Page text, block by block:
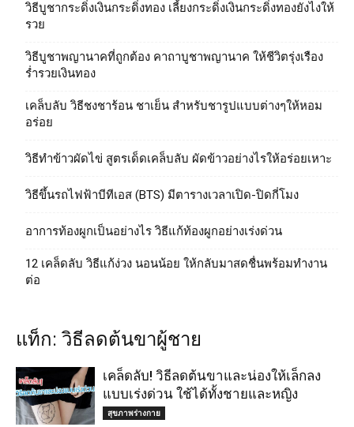
แท็ก: วิธีลดต้นขาผู้ชาย
เคล็ดลับ! วิธีลดต้นขาและน่องให้เล็กลง
แบบเร่งด่วน ใช้ได้ทั้งชายและหญิง
สุขภาพร่างกาย
วิธีบูชากระดิ่งเงินกระดิ่งทอง เลี้ยงกระดิ่งเงินกระดิ่งทองยังไงให้
รวย
วิธีบูชาพญานาคที่ถูกต้อง คาถาบูชาพญานาค ให้ชีวิตรุ่งเรือง
ร่ำรวยเงินทอง
เคล็บลับ วิธีชงชาร้อน ชาเย็น สำหรับชารูปแบบต่างๆให้หอม
อร่อย
วิธีทําข้าวผัดไข่ สูตรเด็ดเคล็บลับ ผัดข้าวอย่างไรให้อร่อยเหาะ
วิธีขึ้นรถไฟฟ้าบีทีเอส (BTS) มีตารางเวลาเปิด-ปิดกี่โมง
อาการท้องผูกเป็นอย่างไร วิธีแก้ท้องผูกอย่างเร่งด่วน
12 เคล็ดลับ วิธีแก้ง่วง นอนน้อย ให้กลับมาสดชื่นพร้อมทำงาน
ต่อ